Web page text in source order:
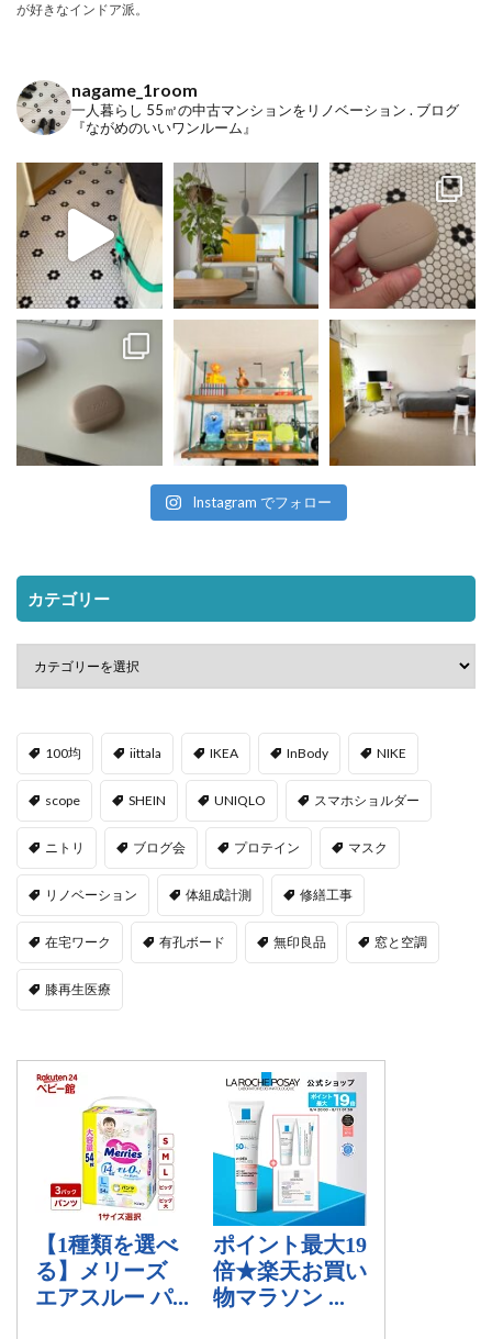
が好きなインドア派。
nagame_1room
一人暮らし 55㎡の中古マンションをリノベーション . ブログ
『ながめのいいワンルーム』
Instagram でフォロー
カテゴリー
100均 iittala IKEA InBody NIKE
scope SHEIN UNIQLO スマホショルダー
ニトリ ブログ会 プロテイン マスク
リノベーション 体組成計測 修繕工事
在宅ワーク 有孔ボード 無印良品 窓と空調
膝再生医療